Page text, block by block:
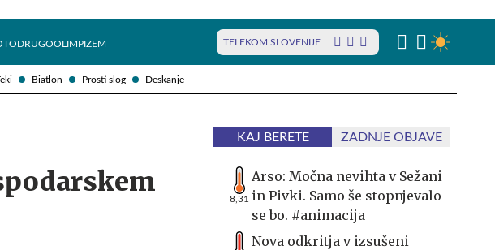
Biatlon Prosti slog Deskanje
DRUGOOLIMPIZEM TELEKOM SLOVENIJE
KAJ BERETE ZADNJE OBJAVE
8,31
Arso: Močna nevihta v Sežani
in Pivki. Samo še stopnjevalo
se bo. #animacija
Nova odkritja v izsušeni